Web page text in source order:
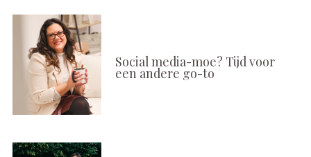
Social media-moe? Tijd voor
een andere go-to